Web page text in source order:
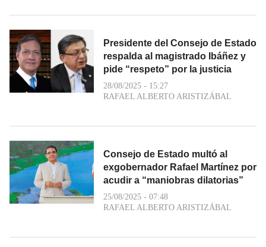
Presidente del Consejo de Estado
respalda al magistrado Ibáñez y
pide “respeto” por la justicia
28/08/2025 - 15:27
RAFAEL ALBERTO ARISTIZÁBAL
Consejo de Estado multó al
exgobernador Rafael Martínez por
acudir a “maniobras dilatorias”
25/08/2025 - 07:48
RAFAEL ALBERTO ARISTIZÁBAL